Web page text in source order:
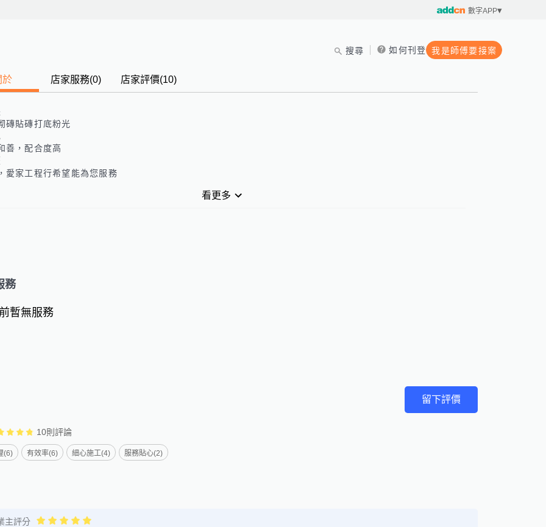
數字APP
搜尋 如何刊登 我是師傅要接案
於 店家服務(0) 店家評價(10)
磚貼磚打底粉光
善，配合度高
愛家工程行希望能為您服務
看更多
務
暫無服務
留下評價
10則評論
(6) 有效率(6) 細心施工(4) 服務貼心(2)
主評分